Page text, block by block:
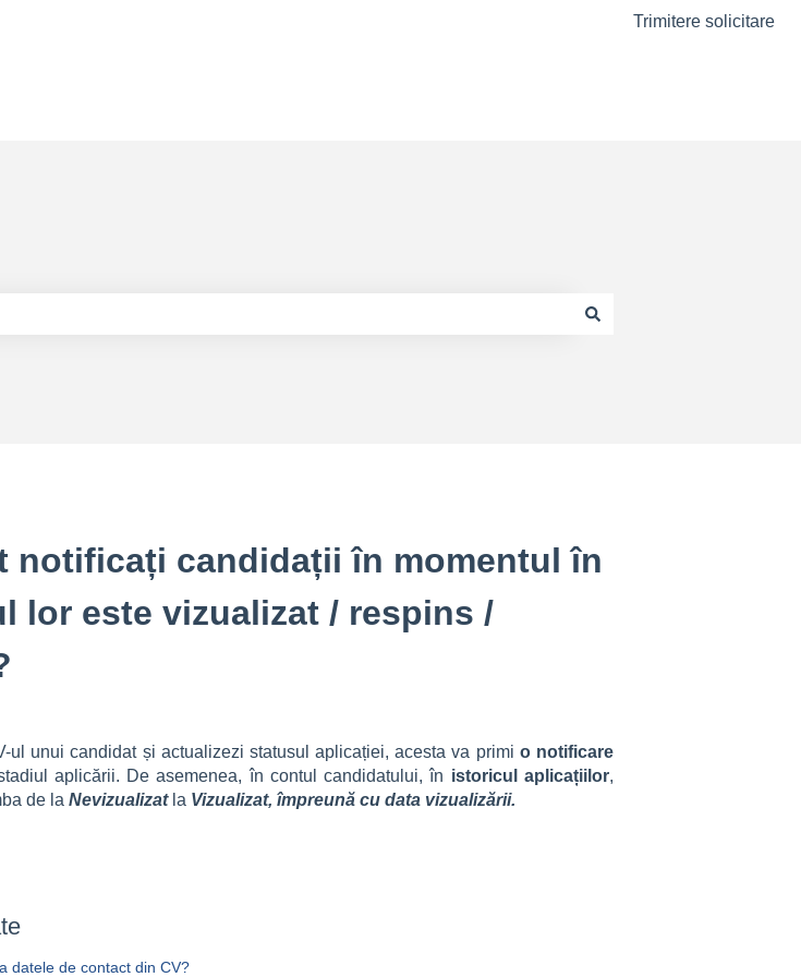
Trimitere solicitare
notificați candidații în momentul în
lor este vizualizat / respins /
ul unui candidat și actualizezi statusul aplicației, acesta va primi o notificare
aplicării. De asemenea, în contul candidatului, în istoricul aplicațiilor,
de la Nevizualizatla Vizualizat, împreună cu data vizualizării.
datele de contact din CV?